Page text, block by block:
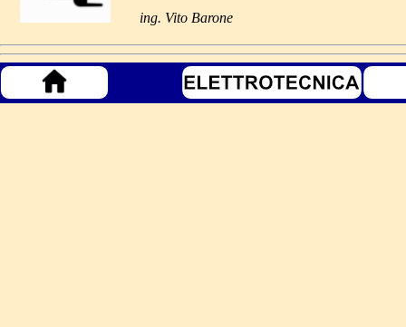
ing. Vito Barone